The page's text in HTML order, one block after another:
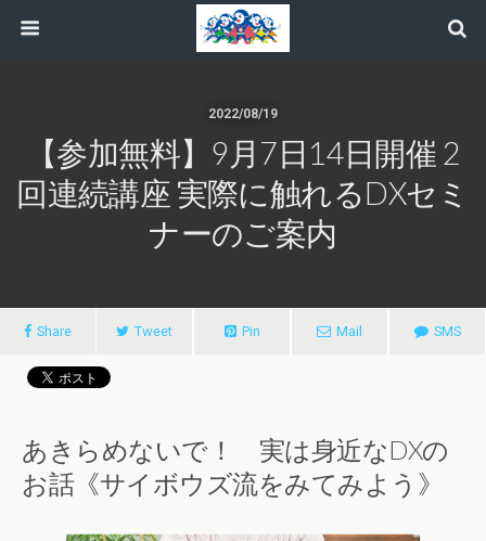
2022/08/19
【参加無料】9月7日14日開催 2
回連続講座 実際に触れるDXセミ
ナーのご案内
Share Tweet Pin Mail SMS
あきらめないで！ 実は身近なDXの
お話《サイボウズ流をみてみよう》